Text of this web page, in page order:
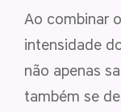
Ao combinar
intensidade
não apenas
também se